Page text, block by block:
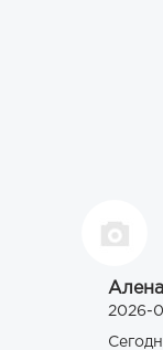
Алена
2026-